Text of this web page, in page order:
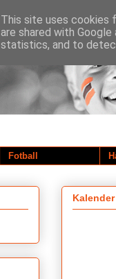
Fotball
Kalender
This site uses cookies
are shared with
statistics, and to